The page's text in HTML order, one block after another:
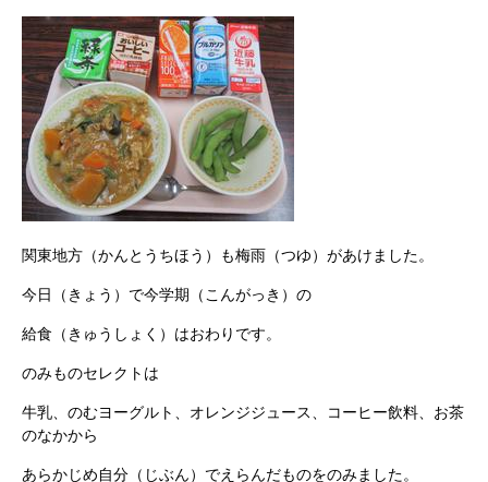
関東地方（かんとうちほう）も梅雨（つゆ）があけました。
今日（きょう）で今学期（こんがっき）の
給食（きゅうしょく）はおわりです。
のみものセレクトは
牛乳、のむヨーグルト、オレンジジュース、コーヒー飲料、お茶
のなかから
あらかじめ自分（じぶん）でえらんだものをのみました。